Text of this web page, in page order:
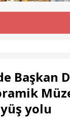
Başkan
yolu